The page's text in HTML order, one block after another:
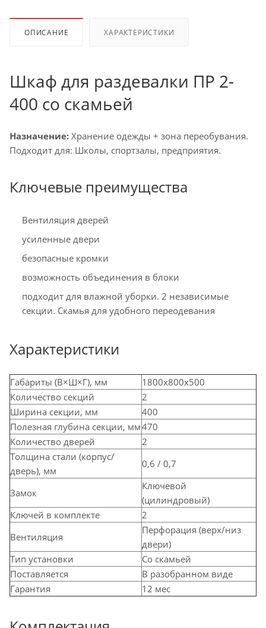
ОПИСАНИЕ ХАРАКТЕРИСТИКИ
Шкаф для раздевалки ПР 2-
400 со скамьей
Назначение: Хранение одежды + зона переобувания.
Подходит для: Школы, спортзалы, предприятия.
Ключевые преимущества
Вентиляция дверей
усиленные двери
безопасные кромки
возможность объединения в блоки
подходит для влажной уборки. 2 независимые
секции. Скамья для удобного переодевания
Характеристики
Габариты (В×Ш×Г), мм
1800х800х500
Количество секций
2
Ширина секции, мм
400
Полезная глубина секции, мм470
Количество дверей
2
Толщина стали (корпус/
дверь), мм
0,6 / 0,7
Замок
Ключевой
(цилиндровый)
Ключей в комплекте
2
Вентиляция
Перфорация (верх/низ
двери)
Тип установки
Со скамьей
Поставляется
В разобранном виде
Гарантия
12 мес